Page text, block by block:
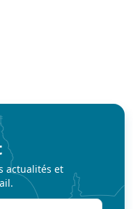
actualités et